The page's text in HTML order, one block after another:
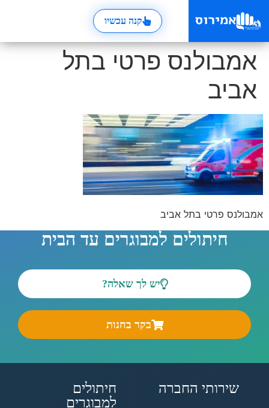
קנה עכשיו
אמבולנס פרטי בתל
אביב
אמבולנס פרטי בתל אביב
חיתולים למבוגרים עד הבית
יש לך שאלה?
בקר בחנות
שירותי החברה
חיתולים
למבוגרים